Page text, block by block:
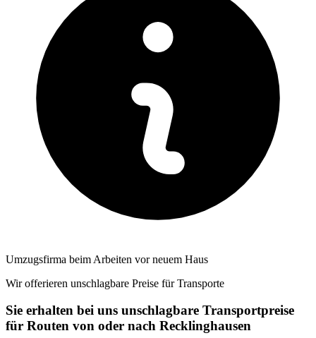
Umzugsfirma beim Arbeiten vor neuem Haus
Wir offerieren unschlagbare Preise für Transporte
Sie erhalten bei uns unschlagbare Transportpreise
für Routen von oder nach Recklinghausen